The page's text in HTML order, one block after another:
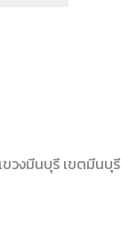
ขวงมีนบุรี เขตมีนบุรี